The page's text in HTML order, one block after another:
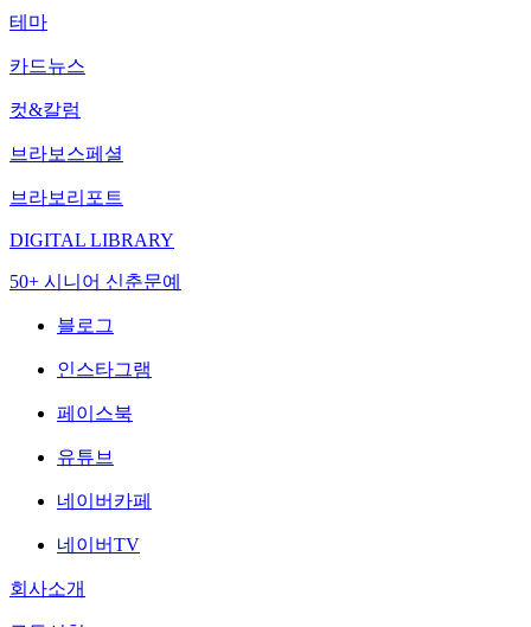
테마
카드뉴스
컷&칼럼
브라보스페셜
브라보리포트
DIGITAL LIBRARY
50+ 시니어 신춘문예
블로그
인스타그램
페이스북
유튜브
네이버카페
네이버TV
회사소개